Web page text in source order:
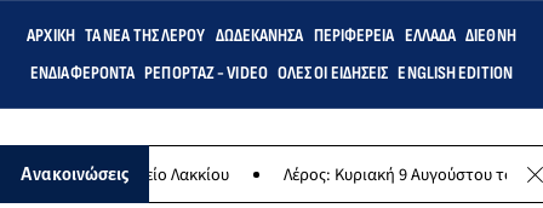
ΑΡΧΙΚΉ ΤΑ ΝΈΑ ΤΗΣ ΛΈΡΟΥ ΔΩΔΕΚΆΝΗΣΑ ΠΕΡΙΦΈΡΕΙΑ ΕΛΛΆΔΑ ΔΙΕΘΝΉ
ΕΝΔΙΑΦΈΡΟΝΤΑ ΡΕΠΟΡΤΆΖ - VIDEO ΌΛΕΣ ΟΙ ΕΙΔΉΣΕΙΣ ENGLISH EDITION
Ανακοινώσεις
Σχολείο Λακκίου Λέρος: Κυριακή 9 Αυγούστου το